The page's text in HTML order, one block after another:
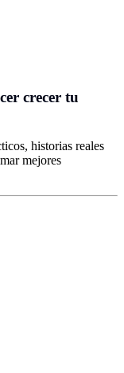
crecer tu
historias reales
mejores